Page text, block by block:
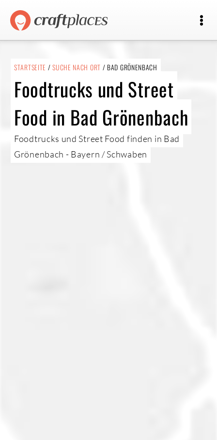
STARTSEITE /SUCHE NACH ORT / BAD GRÖNENBACH
Foodtrucks und Street
Food in Bad Grönenbach
Foodtrucks und Street Food finden in Bad
Grönenbach - Bayern / Schwaben